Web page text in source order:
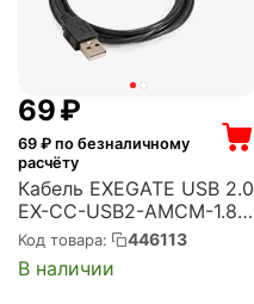
‍69‍₽
69 ₽ по безналичному
расчёту
Кабель EXEGATE USB 2.0
EX-CC-USB2-AMCM-1.8
(USB Type C/USB 2.0 Am,
3A, 1,8м) (EX294773RUS)
Код товара: 446113
В наличии